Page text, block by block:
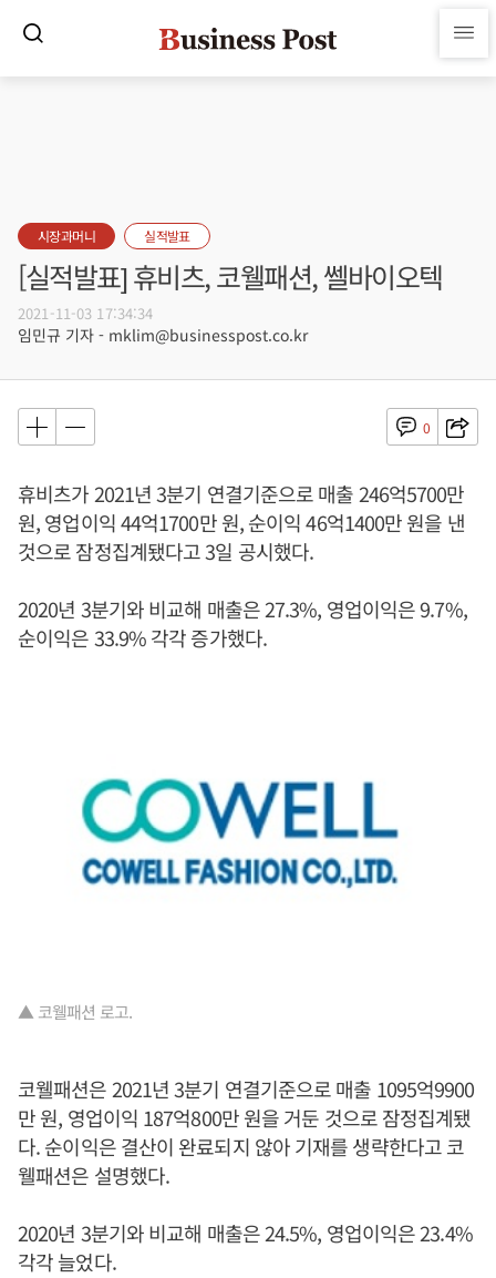
시장과머니 실적발표
[실적발표] 휴비츠, 코웰패션, 쎌바이오텍
2021-11-03 17:34:34
임민규 기자 - mklim@businesspost.co.kr
0
휴비츠가 2021년 3분기 연결기준으로 매출 246억5700만
원, 영업이익 44억1700만 원, 순이익 46억1400만 원을 낸
것으로 잠정집계됐다고 3일 공시했다.
2020년 3분기와 비교해 매출은 27.3%, 영업이익은 9.7%,
순이익은 33.9% 각각 증가했다.
▲ 코웰패션 로고.
코웰패션은 2021년 3분기 연결기준으로 매출 1095억9900
만 원, 영업이익 187억800만 원을 거둔 것으로 잠정집계됐
다. 순이익은 결산이 완료되지 않아 기재를 생략한다고 코
웰패션은 설명했다.
2020년 3분기와 비교해 매출은 24.5%, 영업이익은 23.4%
각각 늘었다.